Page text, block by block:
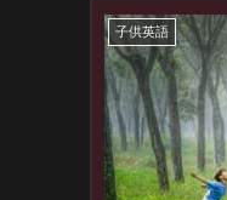
子供英語